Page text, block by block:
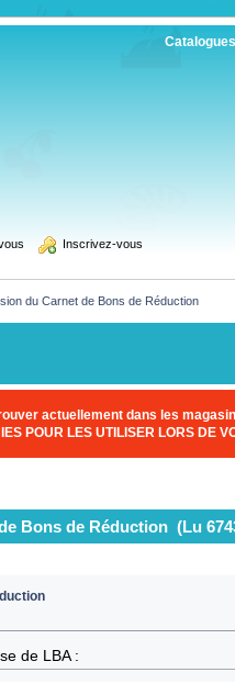
Inscrivez-vous
du Carnet de Bons de Réduction
actuellement dans les
POUR LES UTILISER LORS DE
Bons de Réduction (Lu
de LBA :